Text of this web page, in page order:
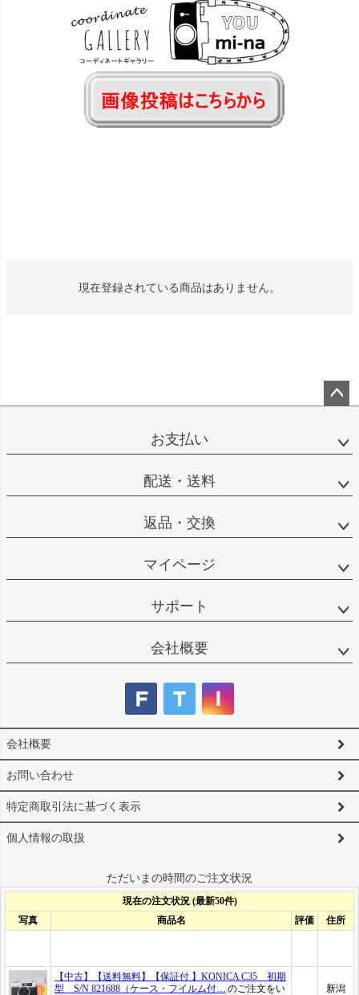
現在登録されている商品はありません。
ップ
お支払い
配送・送料
返品・交換
マイページ
サポート
会社概要
会社概要
お問い合わせ
特定商取引法に基づく表示
個人情報の取扱
ただいまの時間のご注文状況